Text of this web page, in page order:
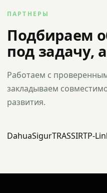
ПАРТНЕРЫ
Подбираем
под задачу,
Работаем с
закладываем
развития.
DahuaSigurTRASSIRTP-